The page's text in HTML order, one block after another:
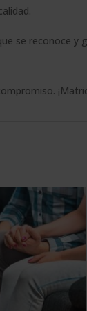
se reconoce y